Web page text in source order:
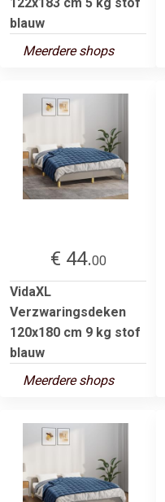
blauw
Meerdere shops
€ 44.00
VidaXL
Verzwaringsdeken
120x180 cm 9 kg stof
blauw
Meerdere shops